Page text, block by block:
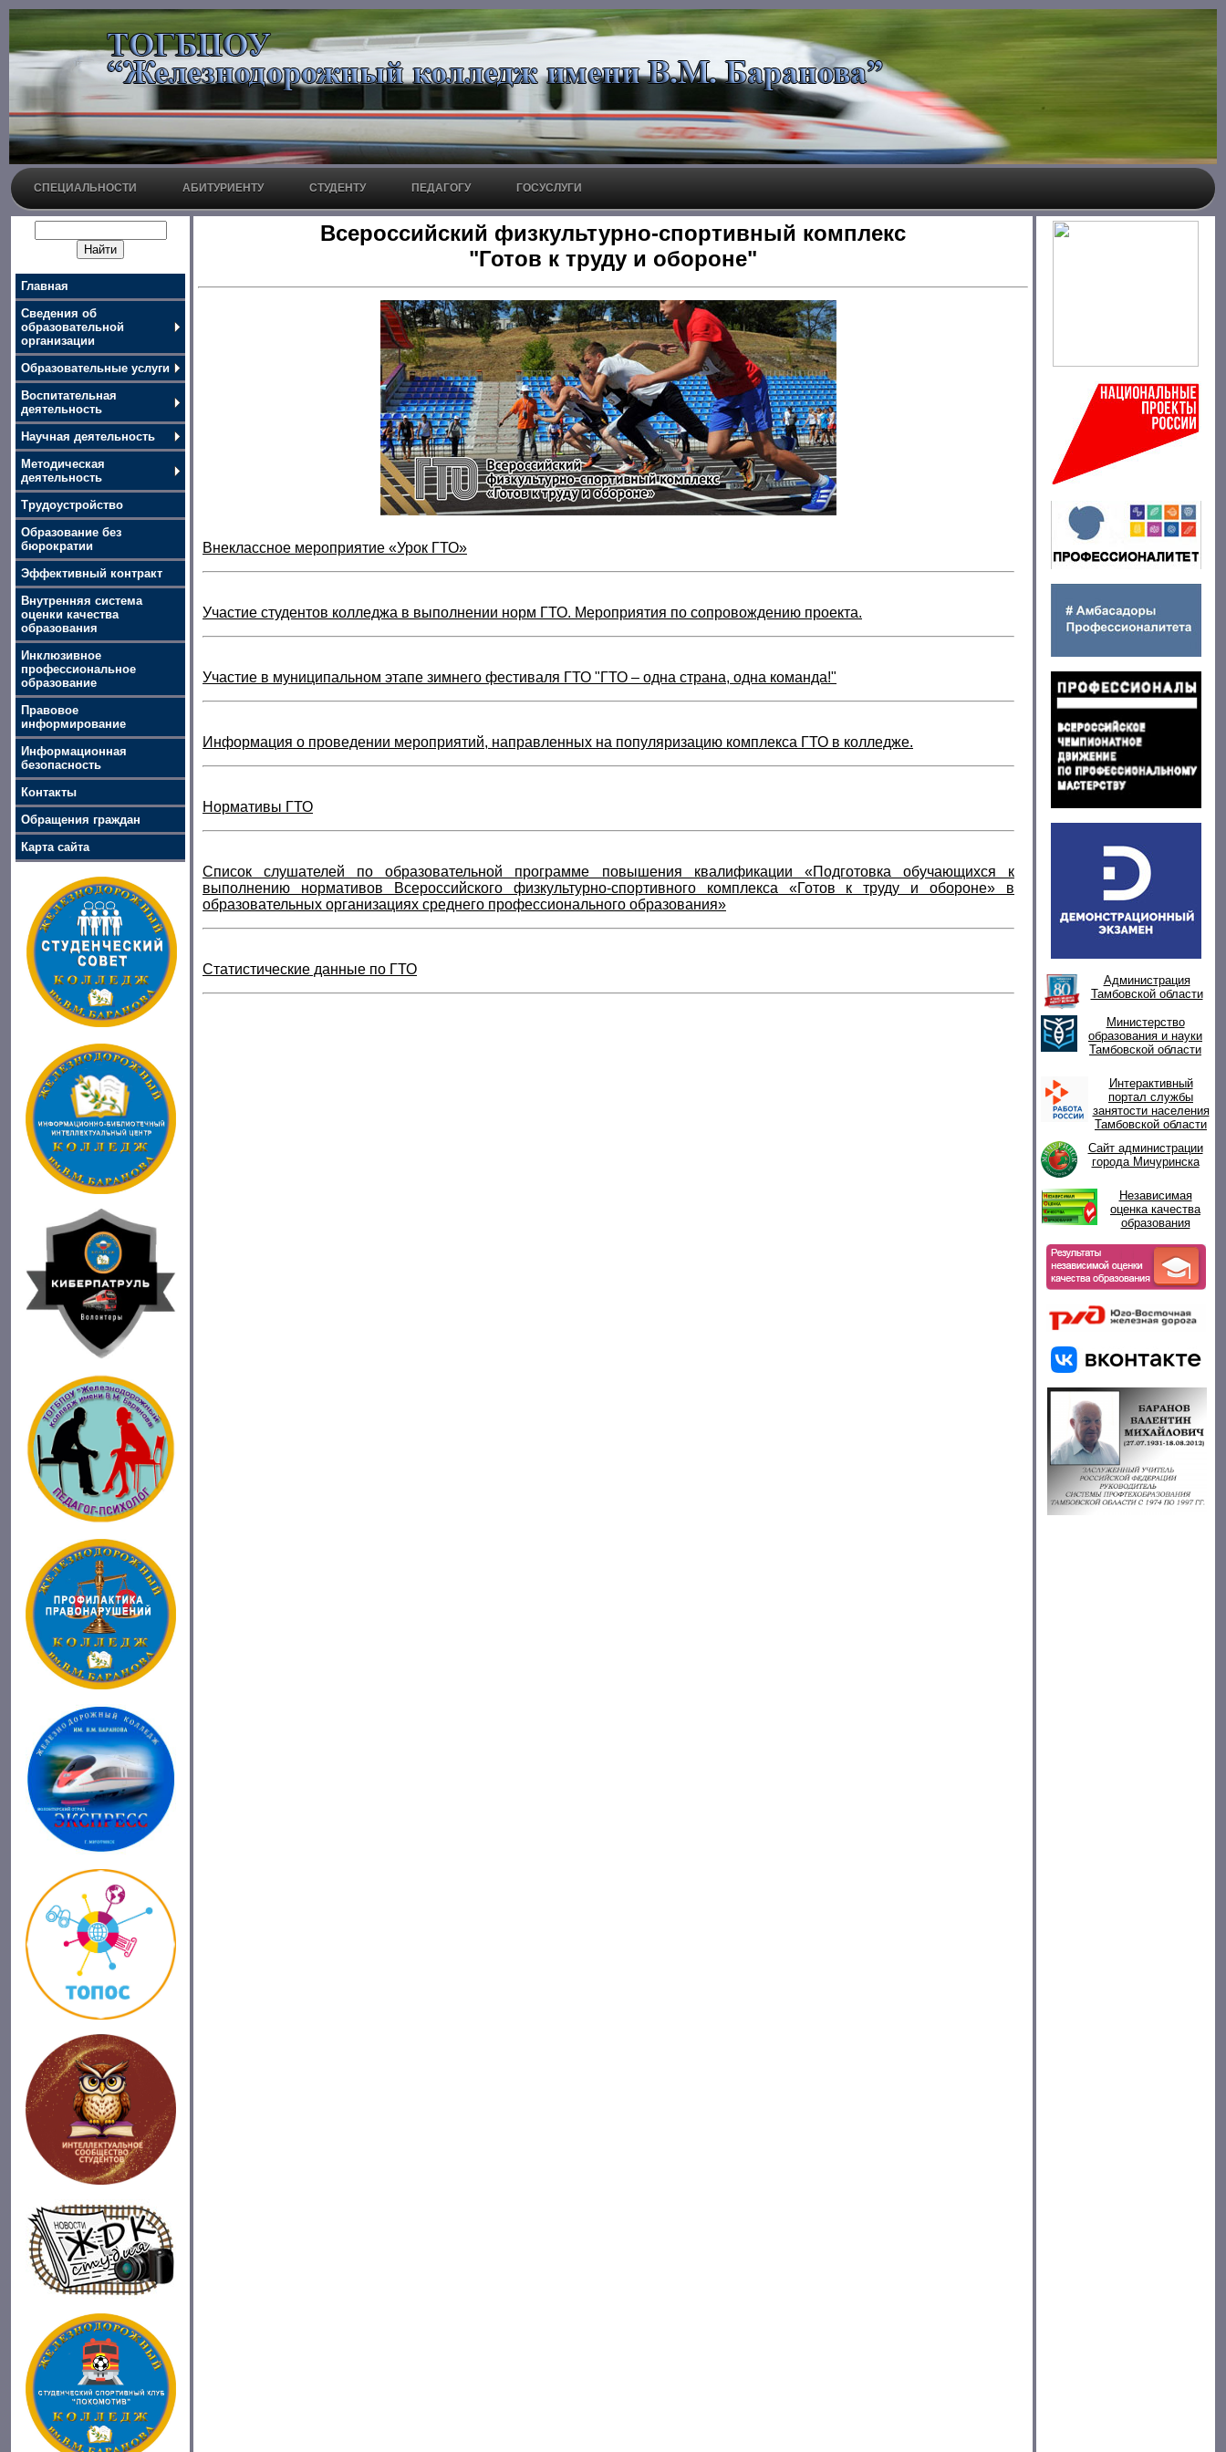
СПЕЦИАЛЬНОСТИ АБИТУРИЕНТУ СТУДЕНТУ ПЕДАГОГУ ГОСУСЛУГИ
Главная
Сведения об
образовательной
организации
Образовательные услуги
Воспитательная
деятельность
Научная деятельность
Методическая
деятельность
Трудоустройство
Образование без
бюрократии
Эффективный контракт
Внутренняя система
оценки качества
образования
Инклюзивное
профессиональное
образование
Правовое
информирование
Информационная
безопасность
Контакты
Обращения граждан
Карта сайта
Всероссийский физкультурно-спортивный комплекс
"Готов к труду и обороне"
Внеклассное мероприятие «Урок ГТО»
Участие студентов колледжа в выполнении норм ГТО. Мероприятия по сопровождению проекта.
Участие в муниципальном этапе зимнего фестиваля ГТО "ГТО – одна страна, одна команда!"
Информация о проведении мероприятий, направленных на популяризацию комплекса ГТО в колледже.
Нормативы ГТО
Список слушателей по образовательной программе повышения квалификации «Подготовка обучающихся к
выполнению нормативов Всероссийского физкультурно-спортивного комплекса «Готов к труду и обороне» в
образовательных организациях среднего профессионального образования»
Статистические данные по ГТО
Администрация
Тамбовской области
Министерство
образования и науки
Тамбовской области
Интерактивный
портал службы
занятости населения
Тамбовской области
Сайт администрации
города Мичуринска
Независимая
оценка качества
образования